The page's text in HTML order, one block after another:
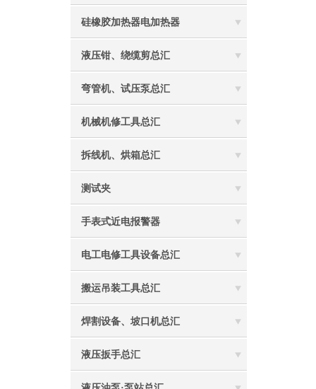
硅橡胶加热器电加热器
液压钳、绕缆剪总汇
弯管机、试压泵总汇
机械机修工具总汇
拆线机、烘箱总汇
测试夹
手表式近电报警器
电工电修工具设备总汇
搬运吊装工具总汇
焊割设备、坡口机总汇
液压扳手总汇